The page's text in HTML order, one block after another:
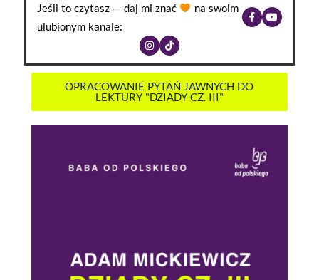
Jeśli to czytasz — daj mi znać
na swoim
ulubionym kanale:
OPRACOWANIE PYTAŃ JAWNYCH DO
LEKTURY "DZIADY CZ. III"